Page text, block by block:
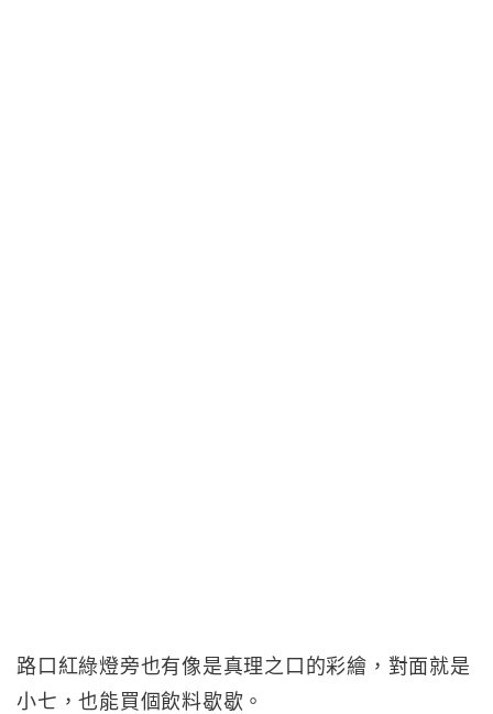
路口紅綠燈旁也有像是真理之口的彩繪，對面就是
小七，也能買個飲料歇歇。